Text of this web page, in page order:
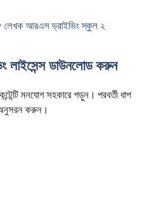
লেখক আরএস ড্রাইভিং স্কুল ২
লাইসেন্স ডাউনলোড করুন
মনযোগ সহকারে পড়ুন। পরবর্তী ধাপ
করুন।